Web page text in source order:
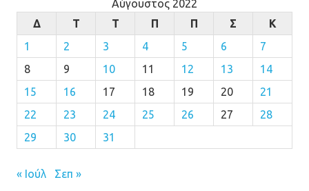
Αύγουστος 2022
Δ
Τ Τ Π Π Σ
Κ
1
2 3 4 5 6
7
8
9 10 11 12 13
14
15
16 17 18 19 20
21
22
23 24 25 26 27
28
29
30 31
« Ιούλ Σεπ »